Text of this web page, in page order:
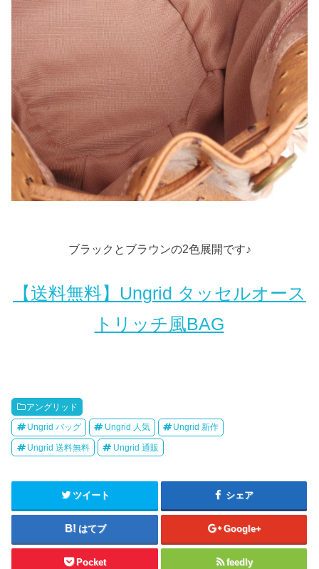
ブラックとブラウンの2色展開です♪
【送料無料】Ungrid タッセルオース
トリッチ風BAG
アングリッド
Ungrid バッグ Ungrid 人気 Ungrid 新作
Ungrid 送料無料 Ungrid 通販
ツイート シェア
はてブ Google+
Pocket feedly